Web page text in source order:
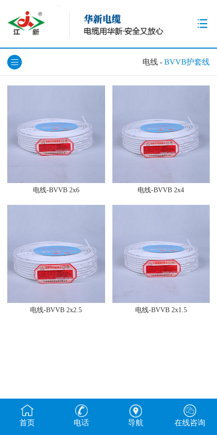
电线 - BVVB护套线
电线-BVVB 2x6 电线-BVVB 2x4
电线-BVVB 2x2.5 电线-BVVB 2x1.5
首页 电话 导航 在线咨询